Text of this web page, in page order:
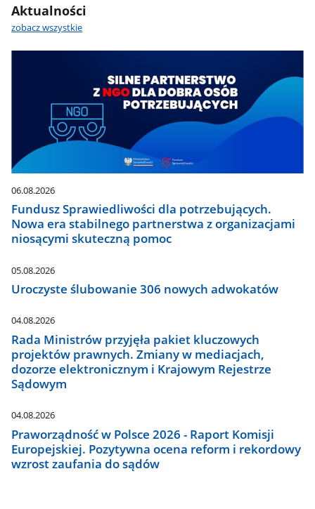
Aktualności
zobacz wszystkie
06.08.2026
Fundusz Sprawiedliwości dla potrzebujących.
Nowa era stabilnego partnerstwa z organizacjami
niosącymi skuteczną pomoc
05.08.2026
Uroczyste ślubowanie 306 nowych adwokatów
04.08.2026
Rada Ministrów przyjęła pakiet kluczowych
projektów prawnych. Zmiany w mediacjach,
dozorze elektronicznym i Krajowym Rejestrze
Sądowym
04.08.2026
Praworządność w Polsce 2026 - Raport Komisji
Europejskiej. Pozytywna ocena reform i rekordowy
wzrost zaufania do sądów